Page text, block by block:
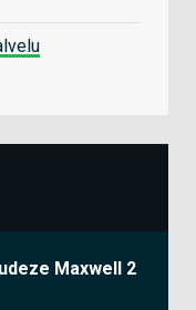
Maxwell 2